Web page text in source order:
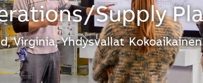
Supply
Virginia, Yhdysvallat Kokoaikainen